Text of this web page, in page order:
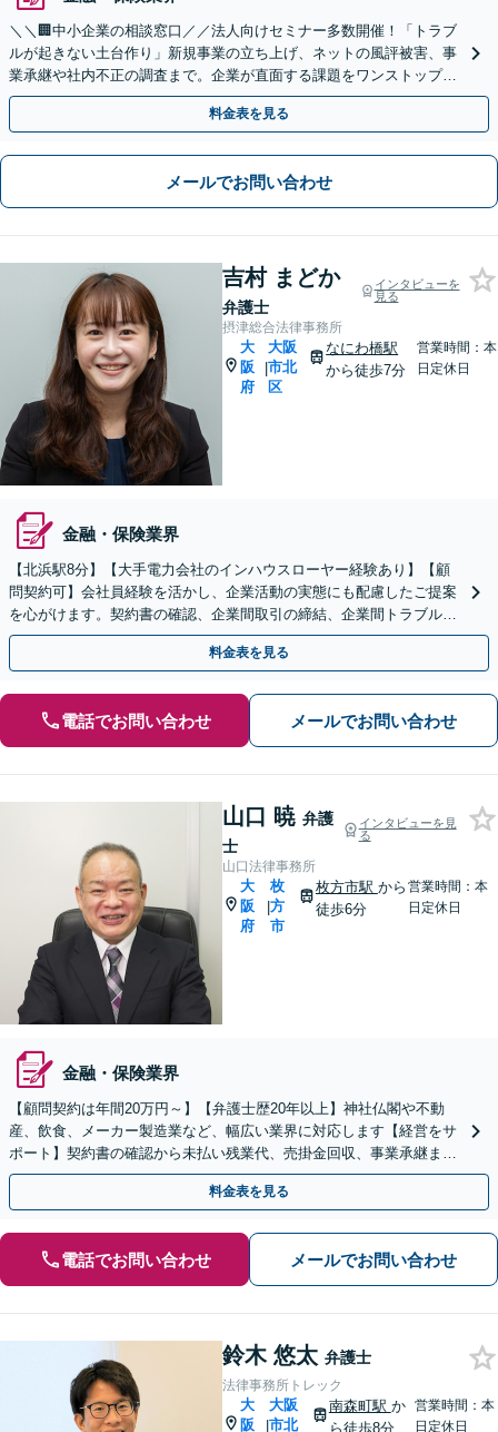
＼＼🏢中小企業の相談窓口／／法人向けセミナー多数開催！「トラブ
ルが起きない土台作り」新規事業の立ち上げ、ネットの風評被害、事
業承継や社内不正の調査まで。企業が直面する課題をワンストップで
解決へ【メール相談・web面談可能】
料金表を見る
メールでお問い合わせ
吉村 まどか
弁護士
インタビューを
見る
摂津総合法律事務所
大
阪
府
|
大阪
市北
区
なにわ橋駅
から徒歩7分
営業時間：本
日定休日
金融・保険業界
【北浜駅8分】【大手電力会社のインハウスローヤー経験あり】【顧
問契約可】会社員経験を活かし、企業活動の実態にも配慮したご提案
を心がけます。契約書の確認、企業間取引の締結、企業間トラブル、
不動産取引などお任せください【夜間相談可】
料金表を見る
電話でお問い合わせ メールでお問い合わせ
山口 暁 弁護
士
インタビューを見
る
山口法律事務所
大
阪
府
|
枚
方
市
枚方市駅 から
徒歩6分
営業時間：本
日定休日
金融・保険業界
【顧問契約は年間20万円～】【弁護士歴20年以上】神社仏閣や不動
産、飲食、メーカー製造業など、幅広い業界に対応します【経営をサ
ポート】契約書の確認から未払い残業代、売掛金回収、事業承継まで
お任せください【初回面談無料】【枚方市駅6分】
料金表を見る
電話でお問い合わせ メールでお問い合わせ
鈴木 悠太 弁護士
法律事務所トレック
大
阪
|
大阪
市北
南森町駅 か
ら徒歩8分
営業時間：本
日定休日